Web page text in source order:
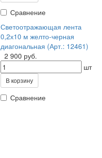
Сравнение
Светоотражающая лента
0,2х10 м желто-черная
диагональная (Арт.: 12461)
2 900 руб.
шт
В корзину
Сравнение